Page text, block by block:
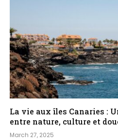
La vie aux îles Canaries :
entre nature, culture et
March 27, 2025